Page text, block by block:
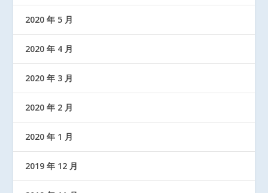
2020 年 5 月
2020 年 4 月
2020 年 3 月
2020 年 2 月
2020 年 1 月
2019 年 12 月